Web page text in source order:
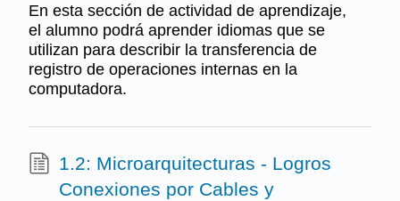
En esta sección de actividad de aprendizaje,
el alumno podrá aprender idiomas que se
utilizan para describir la transferencia de
registro de operaciones internas en la
computadora.
1.2: Microarquitecturas - Logros
Conexiones por Cables y